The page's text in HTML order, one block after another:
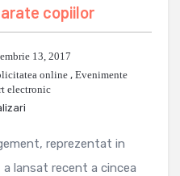
copiilor
13, 2017
online, Evenimente
electronic
reprezentat in
lansat recent a cincea